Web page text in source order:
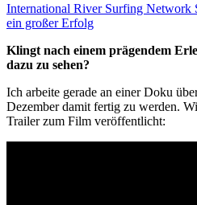
International River Surfing Network
ein großer Erfolg
Klingt nach einem prägendem
dazu zu sehen?
Ich arbeite gerade an einer Doku
Dezember damit fertig zu werden.
Trailer zum Film veröffentlicht: